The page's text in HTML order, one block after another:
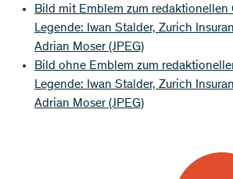
Bild mit Emblem zum redaktionellen
Legende: Iwan Stalder, Zurich
Adrian Moser (JPEG)
Bild ohne Emblem zum
Legende: Iwan Stalder, Zurich
Adrian Moser (JPEG)